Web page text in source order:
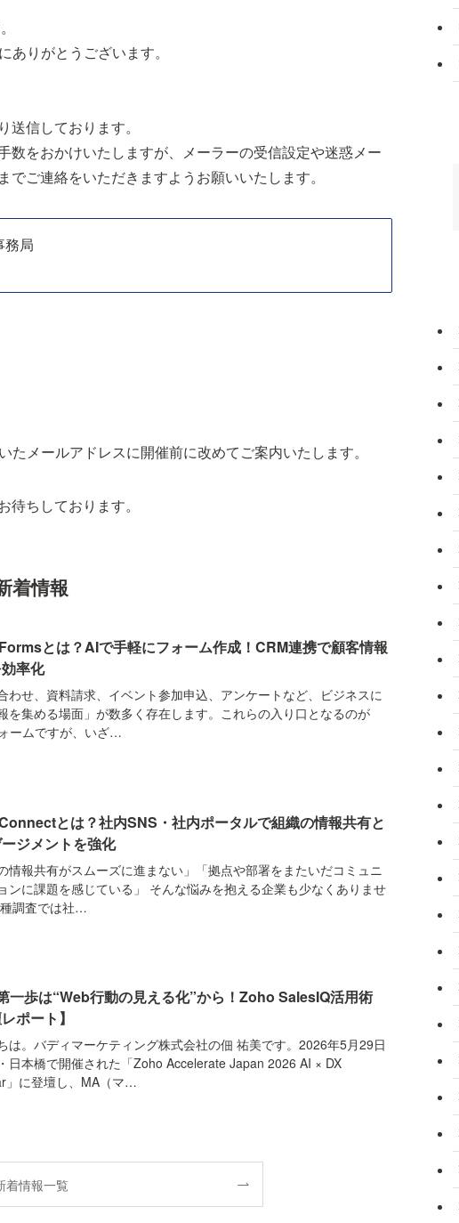
りがとうございます。
信しております。
数をおかけいたしますが、メーラーの受信設定や迷惑メー
ご連絡をいただきますようお願いいたします。
務局
メールアドレスに開催前に改めてご案内いたします。
ちしております。
着情報
とは？AIで手軽にフォーム作成！CRM連携で顧客情報
率化
わせ、資料請求、イベント参加申込、アンケートなど、ビジネスに
を集める場面」が数多く存在します。これらの入り口となるのが
ームですが、いざ…
とは？社内SNS・社内ポータルで組織の情報共有と
ジメントを強化
情報共有がスムーズに進まない」「拠点や部署をまたいだコミュニ
ンに課題を感じている」 そんな悩みを抱える企業も少なくありませ
調査では社…
一歩は“Web行動の見える化”から！Zoho SalesIQ活用術
レポート】
は。バディマーケティング株式会社の佃 祐美です。2026年5月29日
日本橋で開催された「Zoho Accelerate Japan 2026 AI × DX
」に登壇し、MA（マ…
着情報一覧